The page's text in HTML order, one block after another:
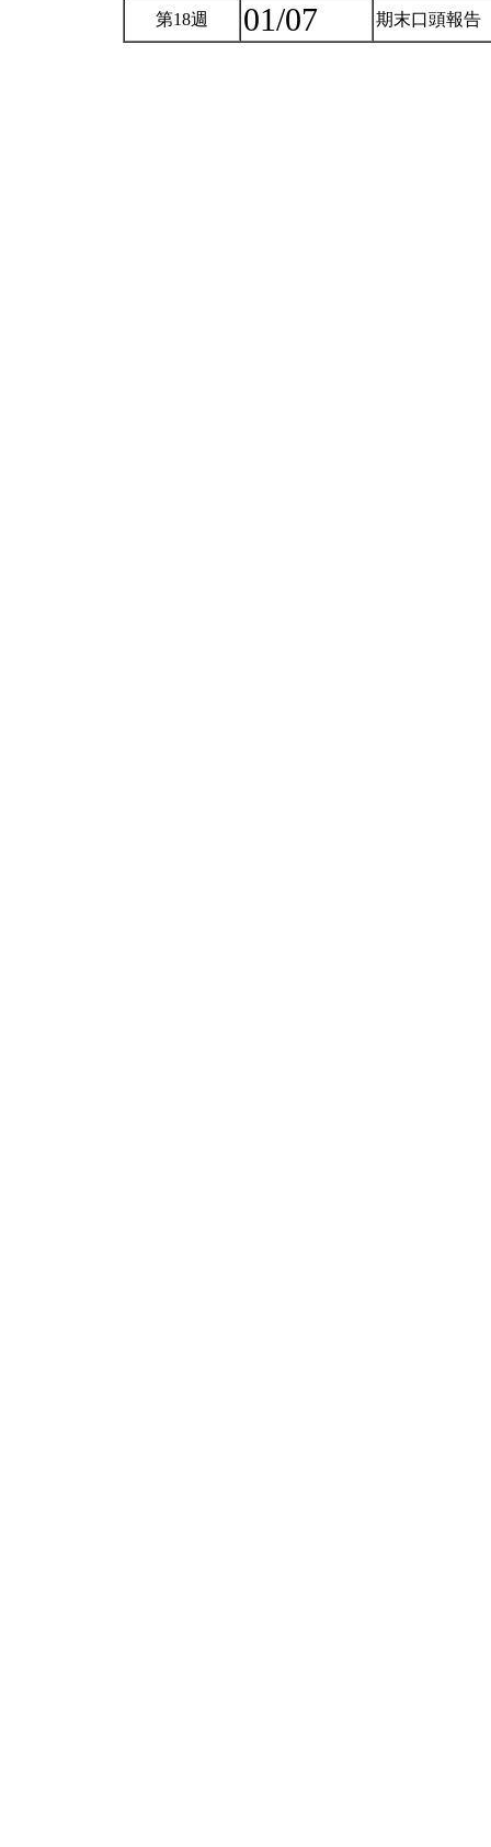
第18週 01/07 期末口頭報告